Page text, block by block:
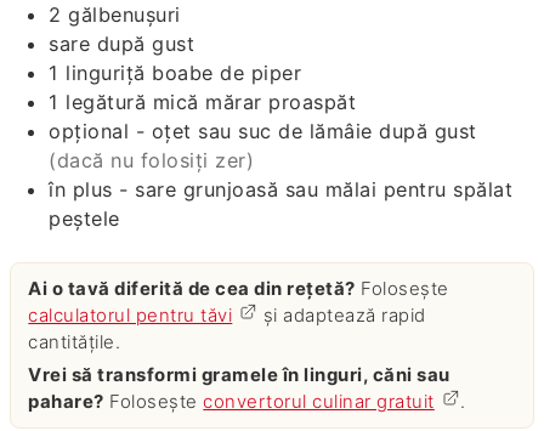
2 gălbenușuri
sare după gust
1 linguriță boabe de piper
1 legătură mică mărar proaspăt
opțional - oțet sau suc de lămâie după gust
(dacă nu folosiți zer)
în plus - sare grunjoasă sau mălai pentru spălat
peștele
Ai o tavă diferită de cea din rețetă? Folosește
calculatorul pentru tăvi
și adaptează rapid
cantitățile.
Vrei să transformi gramele în linguri, căni sau
pahare? Foloseșteconvertorul culinar gratuit .